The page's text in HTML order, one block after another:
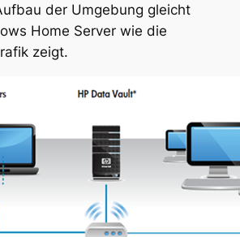
der Umgebung gleicht
Home Server wie die
zeigt.